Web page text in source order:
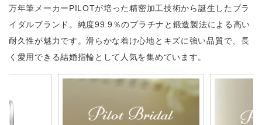
万年筆メーカーPILOTが培った精密加工技術から誕生したブラ
イダルブランド。純度99.9％のプラチナと鍛造製法による高い
耐久性が魅力です。滑らかな着け心地とキズに強い品質で、長
く愛用できる結婚指輪として人気を集めています。